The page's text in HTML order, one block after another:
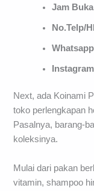
Jam
No.Telp/
Next, ada Koinami
toko perlengkapan
Pasalnya, barang-
koleksinya.
Mulai dari pakan
vitamin, shampoo